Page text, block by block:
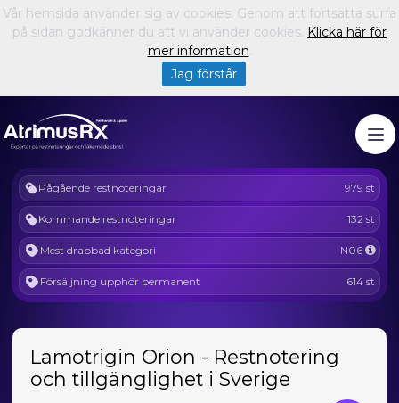
Pågående restnoteringar 979 st
Kommande restnoteringar 132 st
Mest drabbad kategori N06
Försäljning upphör permanent 614 st
Lamotrigin Orion - Restnotering
och tillgänglighet i Sverige
Vår hemsida använder sig av cookies. Genom att fortsätta surfa
på sidan godkänner du att vi använder cookies. Klicka här för
mer information.
Jag förstår